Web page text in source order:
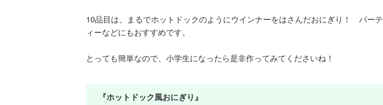
10品目は、まるでホットドックのようにウインナーをはさんだおにぎり！ パーテ
ィーなどにもおすすめです。
とっても簡単なので、小学生になったら是非作ってみてくださいね！
『ホットドック風おにぎり』